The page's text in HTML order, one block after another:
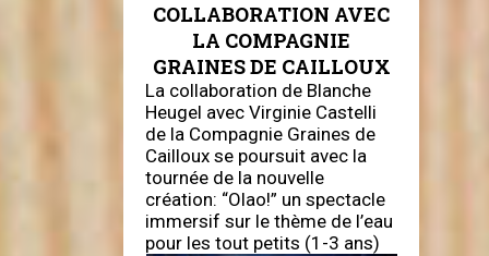
COLLABORATION AVEC
LA COMPAGNIE
GRAINES DE CAILLOUX
La collaboration de Blanche
Heugel avec Virginie Castelli
de la Compagnie Graines de
Cailloux se poursuit avec la
tournée de la nouvelle
création: “Olao!” un spectacle
immersif sur le thème de l’eau
pour les tout petits (1-3 ans)